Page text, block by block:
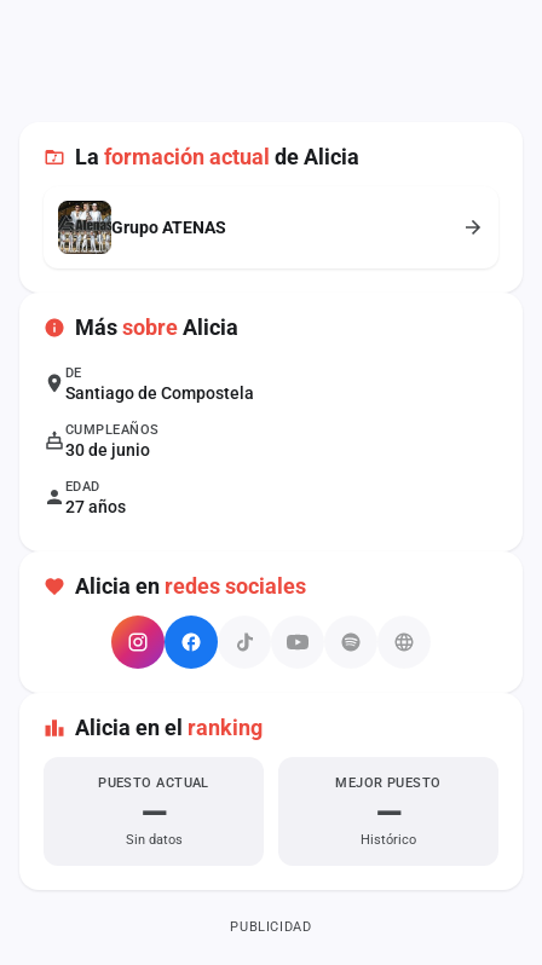
La formación actual de Alicia
Grupo ATENAS
MássobreAlicia
DE
Santiago de Compostela
CUMPLEAÑOS
30 de junio
EDAD
27 años
Alicia en redes sociales
Alicia en el ranking
PUESTO ACTUAL
—
Sin datos
MEJOR PUESTO
—
Histórico
PUBLICIDAD